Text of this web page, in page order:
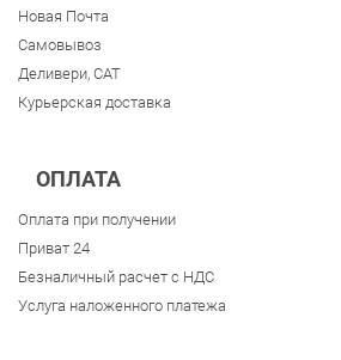
Новая Почта
Самовывоз
Деливери, CAT
Курьерская доставка
ОПЛАТА
Оплата при получении
Приват 24
Безналичный расчет с НДС
Услуга наложенного платежа